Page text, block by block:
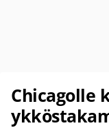
Chicagolle